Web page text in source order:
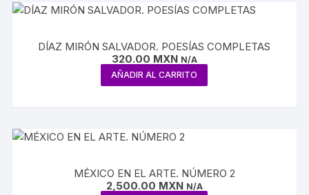
DÍAZ MIRÓN SALVADOR. POESÍAS COMPLETAS
320.00 MXN N/A
AÑADIR AL CARRITO
MÉXICO EN EL ARTE. NÚMERO 2
2,500.00 MXN N/A